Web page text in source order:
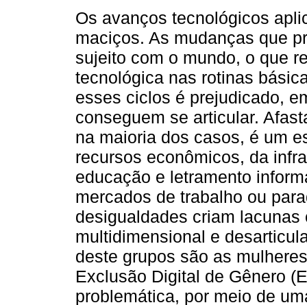
Os avanços tecnológicos
maciços. As mudanças que
sujeito com o mundo, o que
tecnológica nas rotinas
esses ciclos é prejudicado,
conseguem se articular.
na maioria dos casos, é um
recursos econômicos, da
educação e letramento
mercados de trabalho ou
desigualdades criam
multidimensional e
deste grupos são as
Exclusão Digital de Gênero
problemática, por meio de